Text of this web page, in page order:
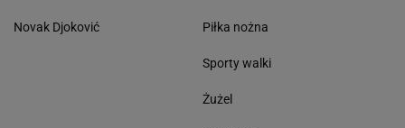
Novak Djoković Piłka nożna
Sporty walki
Żużel